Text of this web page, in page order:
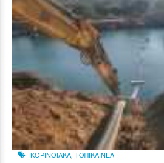
ΚΟΡΙΝΘΙΑΚΑ ΤΟΠΙΚΑ ΝΕΑ